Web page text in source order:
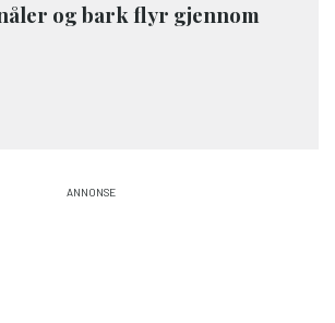
og bark flyr gjennom